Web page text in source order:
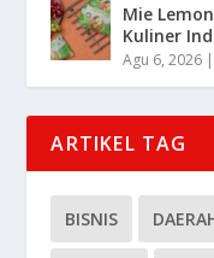
Mie
Kuliner
Agu 6, 2026 |
ARTIKEL TAG
BISNIS